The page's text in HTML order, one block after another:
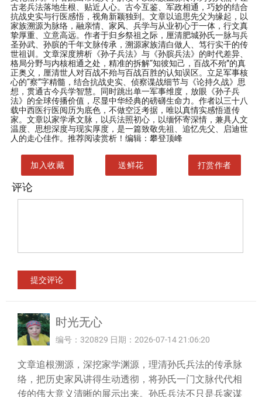
古老兵法落地生根、贴近人心。古今互鉴、军政相通，巧妙的结合
抗战史实与行医感悟，视角新颖独到。文章以追思先父为缘起，以
家族溯源为脉络，融亲情、家风、兵学与从业初心于一体，行文真
挚厚重、立意高远。作者于归乡祭祖之际，厘清肥城孙氏一脉与兵
圣孙武、孙膑的千年文脉传承，溯源家族清白做人、笃行实干的传
世祖训。文章深度辨析《孙子兵法》与《孙膑兵法》的时代差异、
格局分野与内核相通之处，精准的拆解“知彼知己，百战不殆”的真
正奥义，厘清世人对百战不殆与百战百胜的认知误区。立足军事核
心的“察”字精髓，结合抗战史实、侦察谍战细节与《论持久战》思
想，贯通古今兵学智慧。同时跳出单一军事维度，放眼《孙子兵
法》的全球传播价值，尽显中华经典的磅礴生命力。作者以三十八
载中西医行医阅历为底色，不做空泛考据，唯以真情实感悟道传
家。文章以家学承文脉，以兵法照初心，以缅怀寄深情，兼具人文
温度、思想深度与现实厚度，是一篇致敬先祖、追忆先父、启迪世
人的走心佳作。推荐阅读赏析！编辑：攀登顶峰
加入收藏 送鲜花 打赏作者
评论
时光无心
编号：320829 日期：2026-07-14 21:06:20
文章追根溯源，深挖家学渊源，理清孙氏兵法的传承脉
络，把历史家风讲得生动透彻，将孙氏一门文脉代代相
传的伟大意义清晰的展示出来。孙氏兵法不只是兵家谋